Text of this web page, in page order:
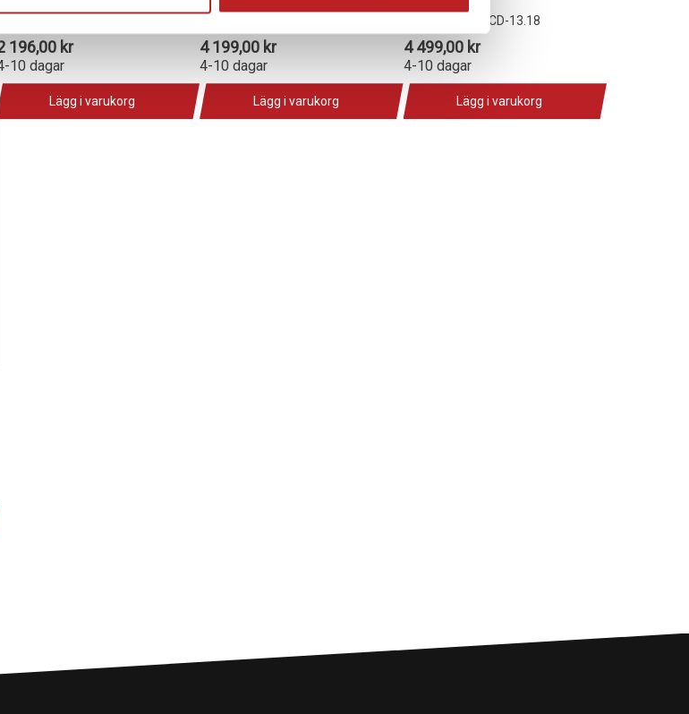
196,00 kr
10 dagar
Lägg i varukorg
1017315
4 199,00 kr
4-10 dagar
Lägg i varukorg
SXX-CD-13.18
4 499,00 kr
4-10 dagar
Lägg i varukorg